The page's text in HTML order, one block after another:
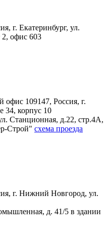
г. Екатеринбург, ул.
офис 603
офис 109147, Россия, г.
34, корпус 10
Станционная, д.22, стр.4А,
Строй" схема проезда
г. Нижний Новгород, ул.
д. 41/5 в здании